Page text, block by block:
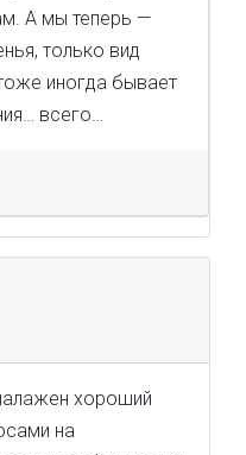
А мы теперь —
только вид
иногда бывает
всего…
хороший
на